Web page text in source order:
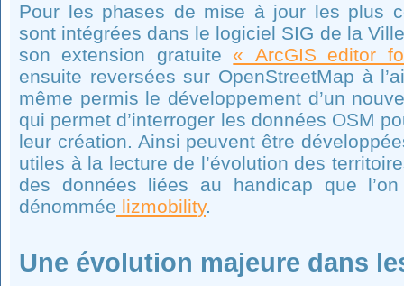
Pour les phases de mise à jour les plus
sont intégrées dans le logiciel SIG de la
son extension gratuite« ArcGIS editor
ensuite reversées sur OpenStreetMap à
même permis le développement d’un
qui permet d’interroger les données OSM
leur création. Ainsi peuvent être
utiles à la lecture de l’évolution des
des données liées au handicap que
dénommée lizmobility.
Une évolution majeure dans